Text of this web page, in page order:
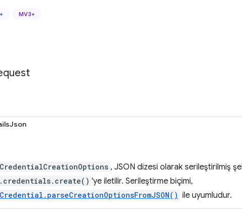
MV3+
, JSON dizesi olarak serileştirilmiş
'ye iletilir. Serileştirme biçimi,
ile uyumludur.